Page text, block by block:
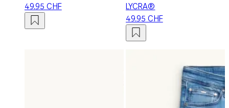
49.95 CHF
LYCRA®
49.95 CHF